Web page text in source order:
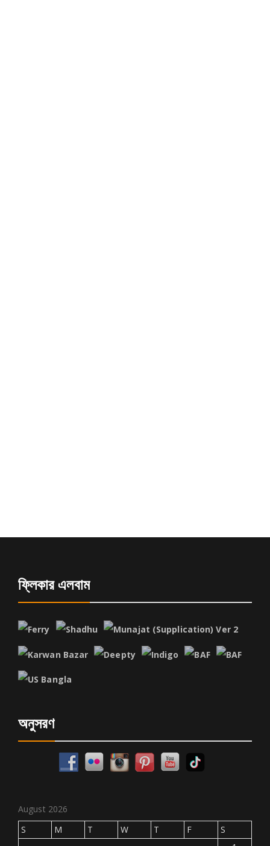
ফ্লিকার এলবাম
অনুসরণ
August 2026
S
M T W T F
S